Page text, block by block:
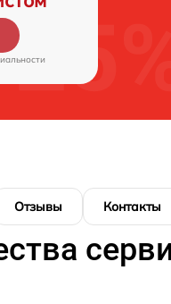
Отзывы Контакты